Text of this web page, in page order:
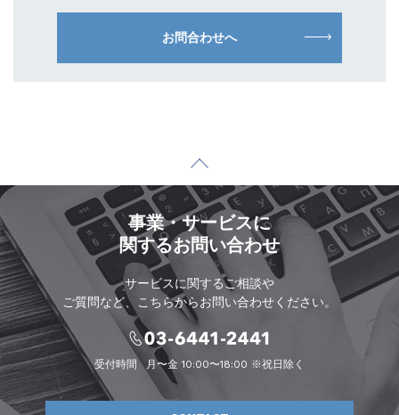
お問合わせへ
事業・サービスに
関するお問い合わせ
サービスに関するご相談や
ご質問など、こちらからお問い合わせください。
受付時間 月〜金 10:00〜18:00 ※祝日除く